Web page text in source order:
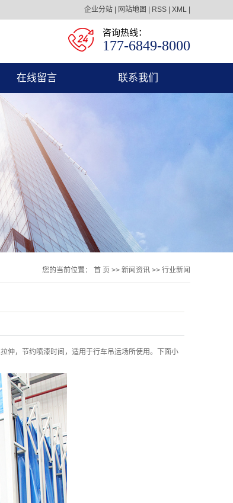
企业分站 网站地图 RSS XML
咨询热线：
177-6849-8000
在线留言 联系我们
您的当前位置： 首 页 >> 新闻资讯 >> 行业新闻
伸，节约喷漆时间，适用于行车吊运场所使用。下面小